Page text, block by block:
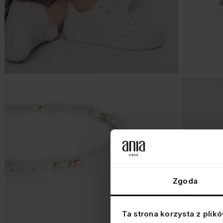
Zgoda
Ta strona korzysta z